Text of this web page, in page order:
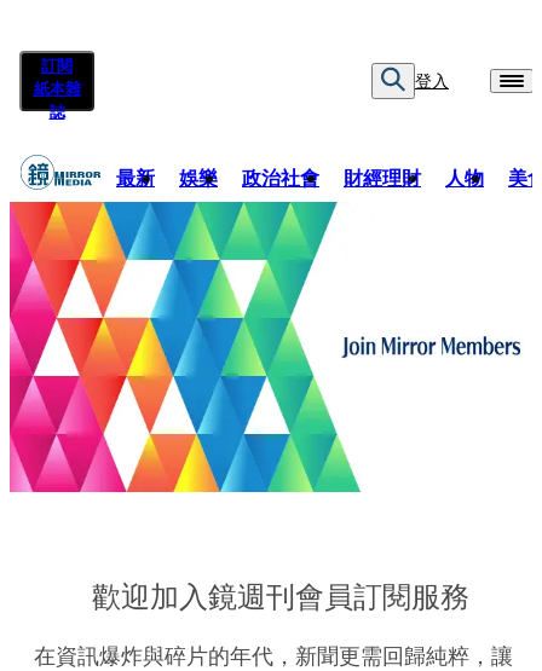
訂閱
紙本雜
誌
登入
最新 娛樂 政治社會 財經理財 人物 美
歡迎加入鏡週刊會員訂閱服務
在資訊爆炸與碎片的年代，新聞更需回歸純粹，讓